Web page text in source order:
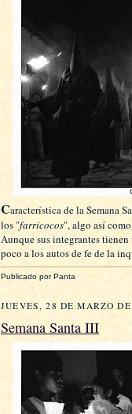
Característica de la Semana
los "farricocos", algo así
Aunque sus integrantes
poco a los autos de fe de la
Publicado porPanta
JUEVES, 28 DE MARZO
Semana Santa III